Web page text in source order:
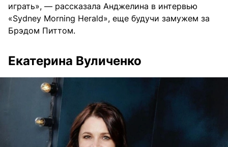
играть», — рассказала Анджелина в интервью
«Sydney Morning Herald», еще будучи замужем за
Брэдом Питтом.
Екатерина Вуличенко